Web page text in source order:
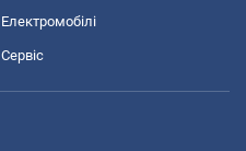
Електромобілі
Сервіс